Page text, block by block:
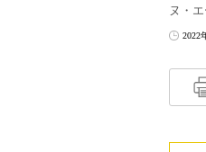
ヌ・
2022